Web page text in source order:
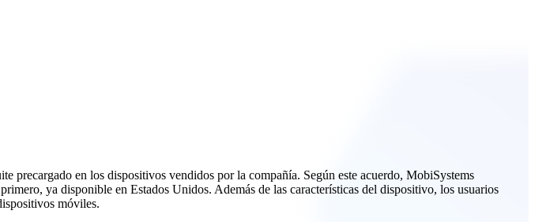
en los dispositivos vendidos por la compañía. Según este acuerdo, MobiSystems
ya disponible en Estados Unidos. Además de las características del dispositivo, los usuarios
móviles.